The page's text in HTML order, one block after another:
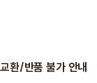
교환/반품 불가 안내